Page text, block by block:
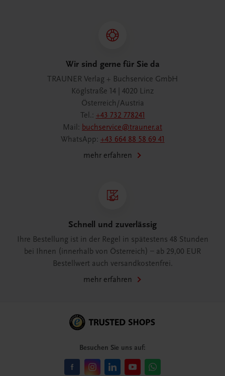
Wir sind gerne für Sie da
TRAUNER Verlag + Buchservice GmbH
Köglstraße 14 | 4020 Linz
Österreich/Austria
Tel.: +43 732 778241
Mail: buchservice@trauner.at
WhatsApp: +43 664 88 58 69 41
mehr erfahren
Schnell und zuverlässig
Ihre Bestellung ist in der Regel in spätestens 48 Stunden
bei Ihnen (innerhalb von Österreich) – ab 29,00 EUR
Bestellwert auch versandkostenfrei.
mehr erfahren
Besuchen Sie uns auf: